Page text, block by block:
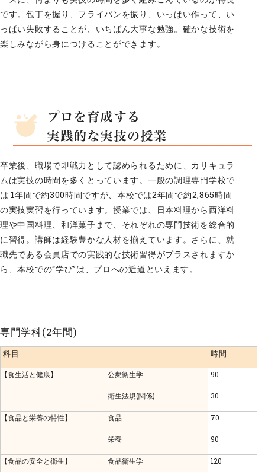
です。包丁を握り、フライパンを振り、いっぱい作って、い
っぱい失敗することが、いちばん大事な勉強。確かな技術を
楽しみながら身につけることができます。
卒業後、職場で即戦力として認められるために、カリキュラ
ムは実技の時間を多くとっています。一般の調理専門学校で
は 1年間で約300時間ですが、本校では2年間で約2,865時間
の実技実習を行っています。授業では、日本料理から西洋料
理や中国料理、和洋菓子まで、それぞれの専門技術を総合的
に習得。講師は経験豊かな人材を揃えています。さらに、就
職先である会員店での実践的な技術習得がプラスされますか
ら、本校での“学び”は、プロへの近道といえます。
専門学科(2年間)
科目 時間
【食生活と健康】 公衆衛生学 90
衛生法規(関係) 30
【食品と栄養の特性】 食品 70
栄養 90
【食品の安全と衛生】 食品衛生学 120